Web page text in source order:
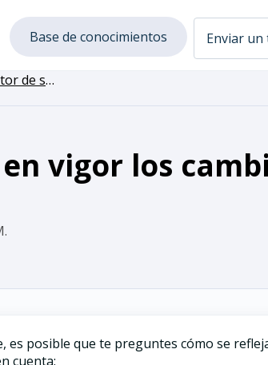
Base de conocimientos Enviar un
(Subscription manager)
vigor los
es posible que te preguntes cómo se
cuenta: